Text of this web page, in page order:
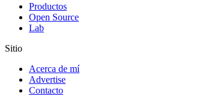
Productos
Open Source
Lab
Sitio
Acerca de mí
Advertise
Contacto